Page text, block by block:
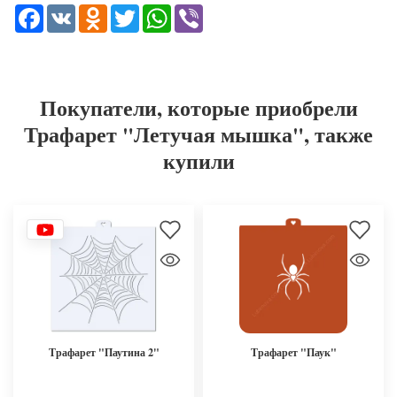
Facebook
VK Odnoklassniki
TwitterWhatsApp
Покупатели, которые приобрели
Трафарет "Летучая мышка", также
купили
Трафарет "Паутина 2" Трафарет "Паук"